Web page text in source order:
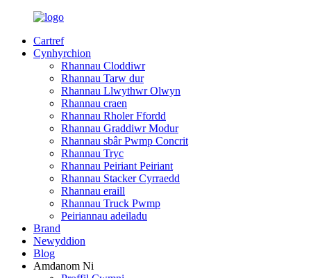
Cartref
Cynhyrchion
Rhannau Cloddiwr
Rhannau Tarw dur
Rhannau Llwythwr Olwyn
Rhannau craen
Rhannau Rholer Ffordd
Rhannau Graddiwr Modur
Rhannau sbâr Pwmp Concrit
Rhannau Tryc
Rhannau Peiriant Peiriant
Rhannau Stacker Cyrraedd
Rhannau eraill
Rhannau Truck Pwmp
Peiriannau adeiladu
Brand
Newyddion
Blog
Amdanom Ni